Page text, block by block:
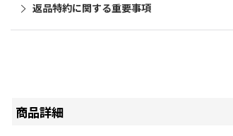
返品特約に関する重要事項
商品詳細